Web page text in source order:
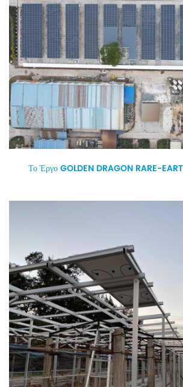
Το Έργο GOLDEN DRAGON RARE-